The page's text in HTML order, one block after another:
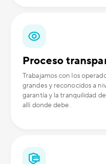
Proceso
Trabajamos con los
grandes y reconocidos a
garantía y la tranquilidad
allí donde debe.